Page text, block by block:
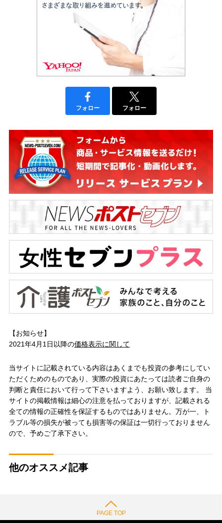
フォロー フォロー
【お知らせ】
2021年4月1日以降の価格表示に関して
当サイトに記載されている内容はあくまでも投資の参考にしてい
ただくためのものであり、実際の投資にあたっては読者ご自身の
判断と責任において行って下さいますよう、お願い致します。 当
サイトの掲載情報は細心の注意を払っておりますが、記載される
全ての情報の正確性を保証するものではありません。万が一、ト
ラブル等の損失が被っても損害等の保証は一切行っておりません
ので、予めご了承下さい。
他のオススメ記事
PAGE TOP